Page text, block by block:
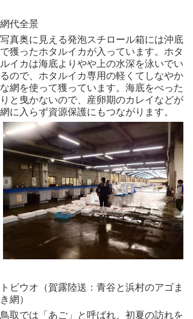
網代全景
写真奥に見える発泡スチロール箱には沖底
で獲ったホタルイカが入っています。ホタ
ルイカは海底よりやや上の水深を泳いでい
るので、ホタルイカ専用の軽くてしなやか
な網を使って獲っています。海底をべった
りと曳かないので、産卵期のカレイなどが
網に入らず資源保護にもつながります。
トビウオ（賀露陸送：青谷と浜村のアゴま
き網）
鳥取では「あご」と呼ばれ、初夏の訪れを